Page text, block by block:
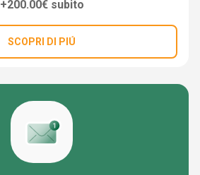
+200.00€ subito
SCOPRI DI PIÚ